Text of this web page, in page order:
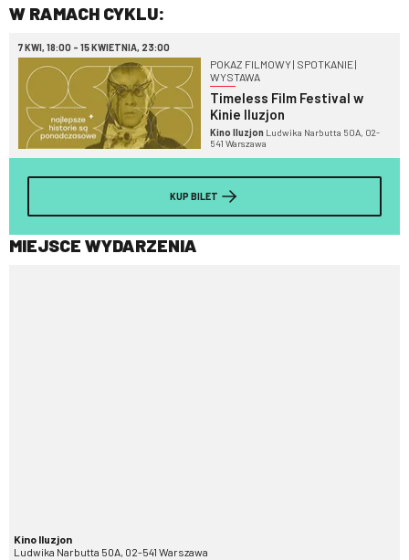
W RAMACH CYKLU:
7 KWI, 18:00 - 15 KWIETNIA, 23:00
POKAZ FILMOWY | SPOTKANIE |
WYSTAWA
Timeless Film Festival w
Kinie Iluzjon
Kino Iluzjon Ludwika Narbutta 50A, 02-
541 Warszawa
KUP BILET
MIEJSCE WYDARZENIA
Kino Iluzjon
Ludwika Narbutta 50A, 02-541 Warszawa